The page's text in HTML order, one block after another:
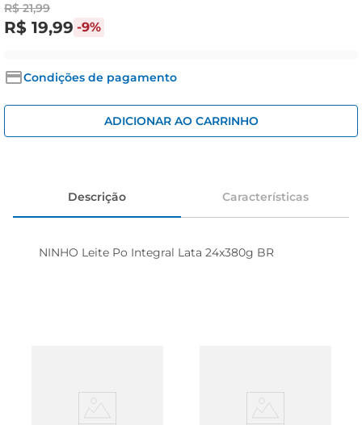
R$ 21,99
R$ 19,99 -9%
Condições de pagamento
ADICIONAR AO CARRINHO
Descrição Características
NINHO Leite Po Integral Lata 24x380g BR
arroz
biscoito
cerveja